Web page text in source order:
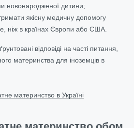
новонародженої дитини;
якісну медичну допомогу
ніж в країнах Європи або США.
відповіді на часті питання,
материнства для іноземців в
материнство в Україні